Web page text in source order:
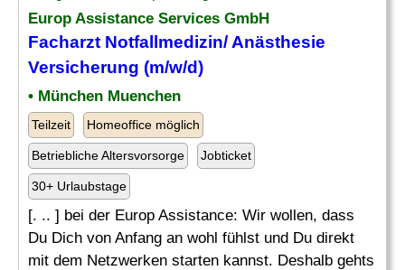
Europ Assistance Services GmbH
Facharzt Notfallmedizin/ Anästhesie
Versicherung (m/w/d)
• München Muenchen
Teilzeit Homeoffice möglich
Betriebliche Altersvorsorge Jobticket
30+ Urlaubstage
[. .. ] bei der Europ Assistance: Wir wollen, dass
Du Dich von Anfang an wohl fühlst und Du direkt
mit dem Netzwerken starten kannst. Deshalb gehts